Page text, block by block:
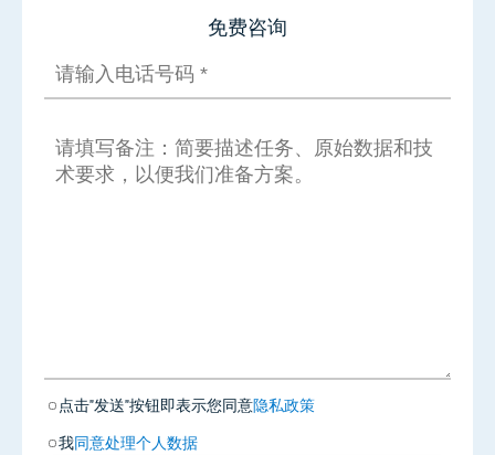
免费咨询
点击"发送"按钮即表示您同意隐私政策
我同意处理个人数据